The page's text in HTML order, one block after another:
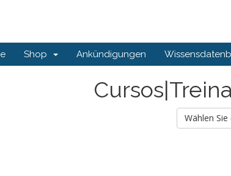
Shop Ankündigungen
Wählen